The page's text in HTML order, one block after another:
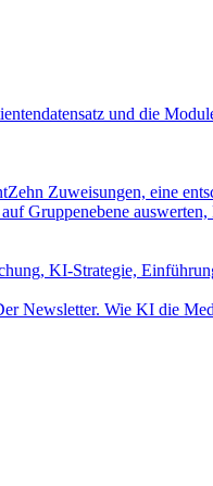
und die
Zehn Zuweisungen, eine
Gruppenebene auswerten,
KI-Strategie,
Newsletter. Wie KI die